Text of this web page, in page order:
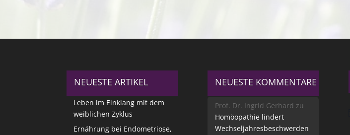
NEUESTE ARTIKEL
Leben im Einklang mit dem
weiblichen Zyklus
Ernährung bei Endometriose,
NEUESTE KOMMENTARE
Prof. Dr. Ingrid Gerhard zu
Homöopathie lindert
Wechseljahresbeschwerden